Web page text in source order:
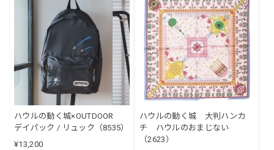
ハウルの動く城×OUTDOOR
デイパック / リュック（8535）
¥13,200
ハウルの動く城 大判ハンカ
チ ハウルのおまじない
（2623）